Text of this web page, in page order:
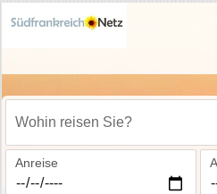
Wohin reisen Sie?
Anreise